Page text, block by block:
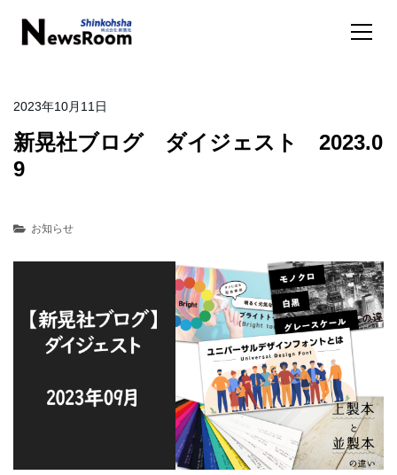
2023年10月11日
新晃社ブログ ダイジェスト 2023.0
9
お知らせ